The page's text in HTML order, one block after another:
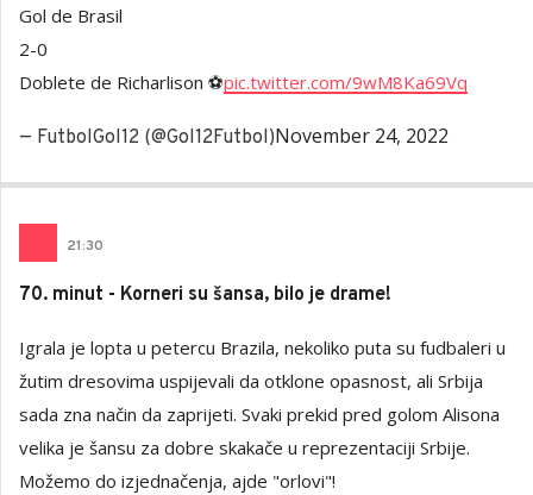
Gol de Brasil
2-0
Doblete de Richarlison ⚽pic.twitter.com/9wM8Ka69Vq
— FutbolGol12 (@Gol12Futbol)November 24, 2022
21:30
70. minut - Korneri su šansa, bilo je drame!
Igrala je lopta u petercu Brazila, nekoliko puta su fudbaleri u
žutim dresovima uspijevali da otklone opasnost, ali Srbija
sada zna način da zaprijeti. Svaki prekid pred golom Alisona
velika je šansu za dobre skakače u reprezentaciji Srbije.
Možemo do izjednačenja, ajde "orlovi"!